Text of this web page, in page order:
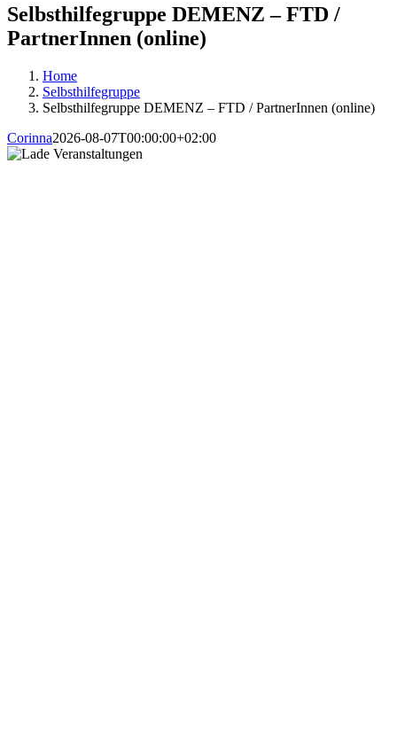
Selbsthilfegruppe DEMENZ – FTD /
PartnerInnen (online)
Home
Selbsthilfegruppe
Selbsthilfegruppe DEMENZ – FTD / PartnerInnen (online)
Corinna2026-08-07T00:00:00+02:00